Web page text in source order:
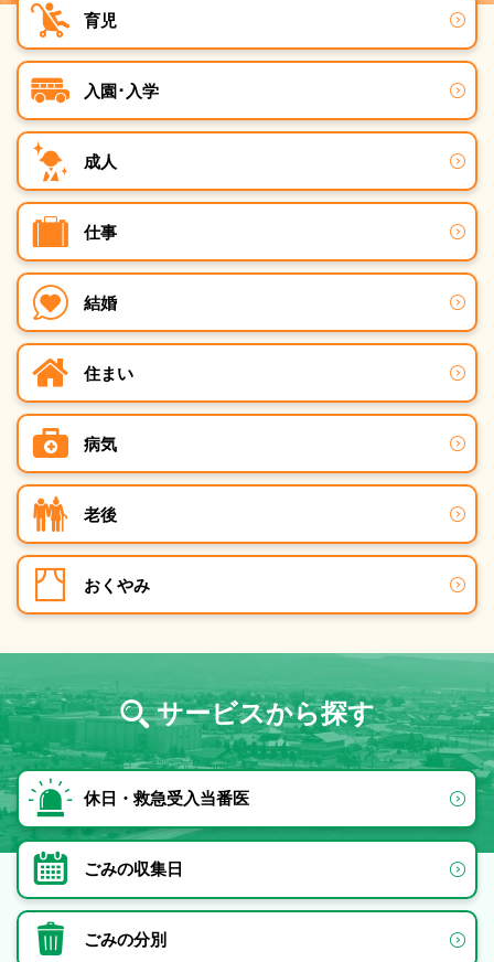
育児
入園･入学
成人
仕事
結婚
住まい
病気
老後
おくやみ
サービスから探す
休日・救急受入当番医
ごみの収集日
ごみの分別